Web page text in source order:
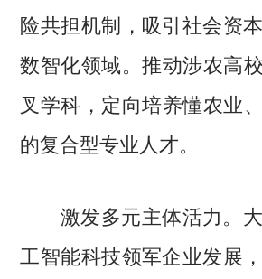
险共担机制，吸引社会资
数智化领域。推动涉农高
叉学科，定向培养懂农业
的复合型专业人才。
激发多元主体活力。大
工智能科技领军企业发展